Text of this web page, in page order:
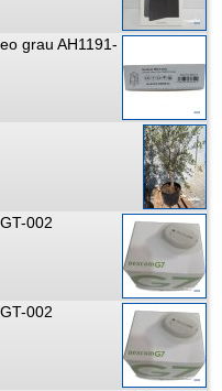
grau AH1191-
002
002